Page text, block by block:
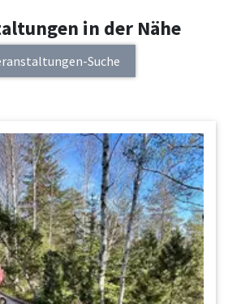
in der Nähe
Suche